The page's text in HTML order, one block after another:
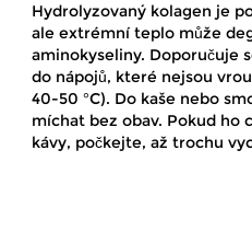
Hydrolyzovaný kolagen je
ale extrémní teplo může
aminokyseliny. Doporučuje
do nápojů, které nejsou
40-50 °C). Do kaše nebo
míchat bez obav. Pokud ho
kávy, počkejte, až trochu